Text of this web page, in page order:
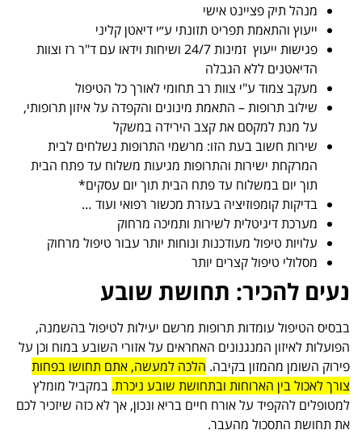
מנהל תיק פציינט אישי
ייעוץ והתאמת תפריט תזונתי ע״י דיאטן קליני
פגישות ייעוץ זמינות 24/7 ו
שיחות וידאו עם ד"ר רז וצוות
הדיאטנים ללא הגבלה
מעקב צמוד ע"י צוות רב תחומי לאורך כל הטיפול
שילוב תרופות – התאמת מינונים והקפדה על איזון תרופותי,
על מנת למקסם את קצב הירידה במשקל
שירות חשוב בעת הזו: מרשמי התרופות נשלחים לבית
המרקחת ישירות והתרופות מגיעות משלוח עד פתח הבית
תוך יום במשלוח עד פתח הבית תוך יום עסקים*
בדיקות קומפוזיציה בעזרת מכשור רפואי ועוד …
מערכת דיגיטלית לשירות ותמיכה מרחוק
עלויות טיפול מעודכנות ונוחות יותר עבור טיפול מרחוק
מסלולי טיפול קצרים יותר
נעים להכיר: תחושת שובע
בבסיס הטיפול עומדות תרופות מרשם יעילות לטיפול בהשמנה,
הפועלות לאיזון המנגנונים האחראים על אזורי השובע במוח וכן על
פירוק השומן מהמזון בקיבה. הלכה למעשה, אתם תחושו בפחות
צורך לאכול בין הארוחות ובתחושת שובע ניכרת. במקביל מומלץ
למטופלים להקפיד על אורח חיים בריא ונכון, אך לא כזה שיזכיר לכם
את תחושת התסכול מהעבר.